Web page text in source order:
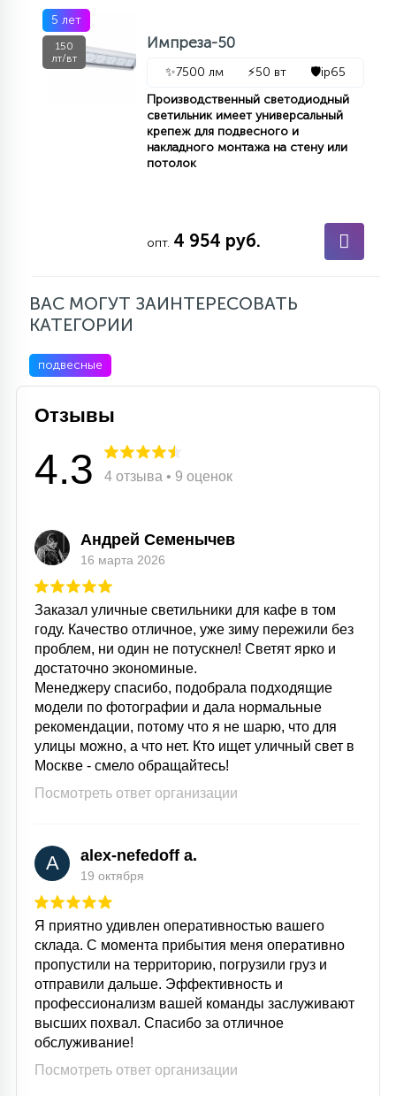
5 лет
150
лт/вт
Импреза-50
✨7500 лм ⚡50 вт 🛡️ip65
Производственный светодиодный
светильник имеет универсальный
крепеж для подвесного и
накладного монтажа на стену или
потолок
опт. 4 954 руб.
ВАС МОГУТ ЗАИНТЕРЕСОВАТЬ
КАТЕГОРИИ
подвесные
Отзывы
4.3 4 отзыва • 9 оценок
Андрей Семенычев
16 марта 2026
Заказал уличные светильники для кафе в том
году. Качество отличное, уже зиму пережили без
проблем, ни один не потускнел! Светят ярко и
достаточно экономиные.
Менеджеру спасибо, подобрала подходящие
модели по фотографии и дала нормальные
рекомендации, потому что я не шарю, что для
улицы можно, а что нет. Кто ищет уличный свет в
Москве - смело обращайтесь!
Посмотреть ответ организации
A alex-nefedoff a.
19 октября
Я приятно удивлен оперативностью вашего
склада. С момента прибытия меня оперативно
пропустили на территорию, погрузили груз и
отправили дальше. Эффективность и
профессионализм вашей команды заслуживают
высших похвал. Спасибо за отличное
обслуживание!
Посмотреть ответ организации